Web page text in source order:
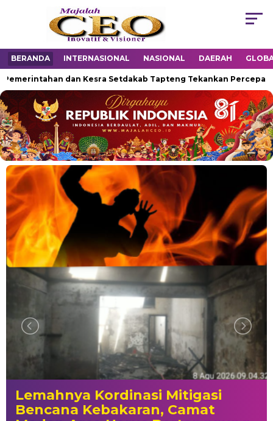
BERANDA INTERNASIONAL NASIONAL DAERAH
dan Kesra Setdakab Tapteng Tekankan Percepatan
Lemahnya Kordinasi Mitigasi
Bencana Kebakaran, Camat